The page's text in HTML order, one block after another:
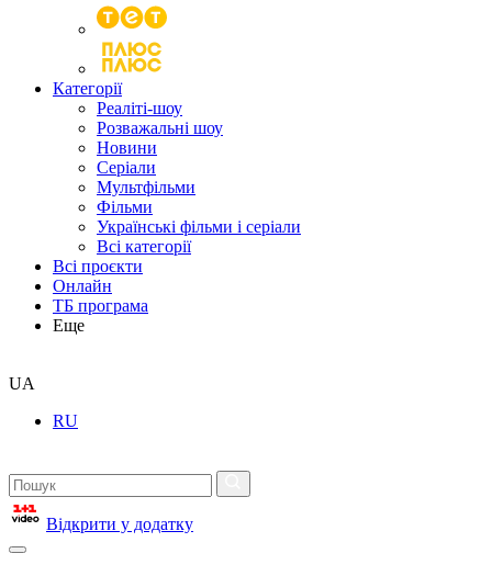
Категорії
Реаліті-шоу
Розважальні шоу
Новини
Серіали
Мультфільми
Фільми
Українські фільми і серіали
Всі категорії
Всі проєкти
Онлайн
ТБ програма
Еще
UA
RU
Відкрити у додатку